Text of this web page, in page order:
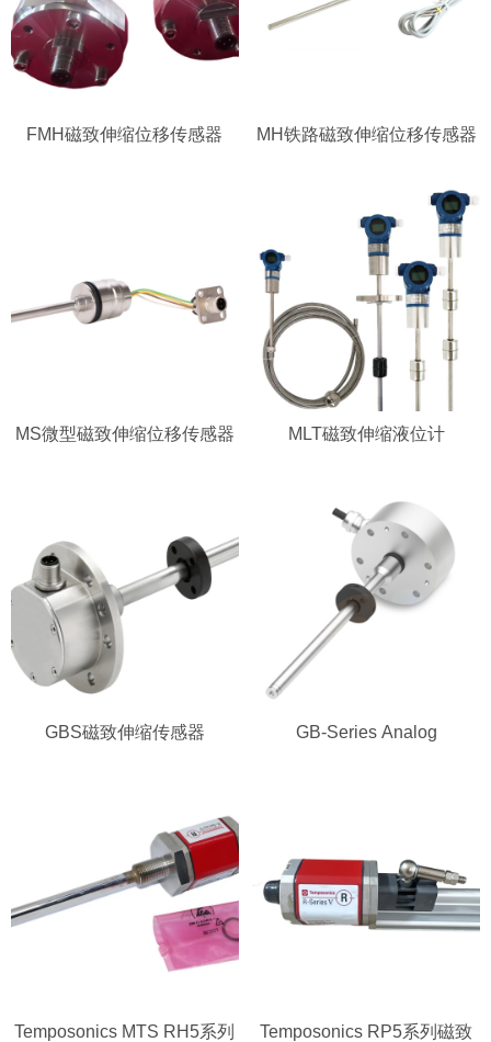
FMH磁致伸缩位移传感器 MH铁路磁致伸缩位移传感器
MS微型磁致伸缩位移传感器 MLT磁致伸缩液位计
GBS磁致伸缩传感器 GB-Series Analog
Temposonics MTS RH5系列
Temposonics RP5系列磁致